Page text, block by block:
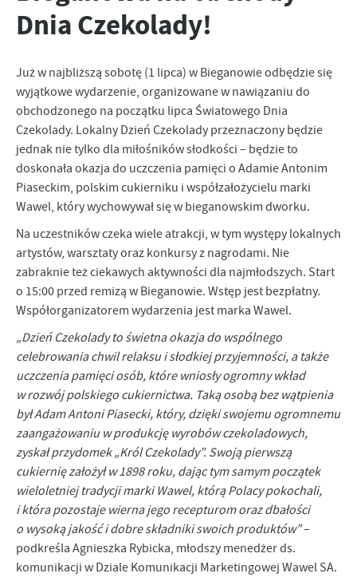
Dnia Czekolady!
Już w najbliższą sobotę (1 lipca) w Bieganowie odbędzie się
wyjątkowe wydarzenie, organizowane w nawiązaniu do
obchodzonego na początku lipca Światowego Dnia
Czekolady. Lokalny Dzień Czekolady przeznaczony będzie
jednak nie tylko dla miłośników słodkości – będzie to
doskonała okazja do uczczenia pamięci o Adamie Antonim
Piaseckim, polskim cukierniku i współzałożycielu marki
Wawel, który wychowywał się w bieganowskim dworku.
Na uczestników czeka wiele atrakcji, w tym występy lokalnych
artystów, warsztaty oraz konkursy z nagrodami. Nie
zabraknie też ciekawych aktywności dla najmłodszych. Start
o 15:00 przed remizą w Bieganowie. Wstęp jest bezpłatny.
Współorganizatorem wydarzenia jest marka Wawel.
„Dzień Czekolady to świetna okazja do wspólnego
celebrowania chwil relaksu i słodkiej przyjemności, a także
uczczenia pamięci osób, które wniosły ogromny wkład
w rozwój polskiego cukiernictwa. Taką osobą bez wątpienia
był Adam Antoni Piasecki, który, dzięki swojemu ogromnemu
zaangażowaniu w produkcję wyrobów czekoladowych,
zyskał przydomek „Król Czekolady”. Swoją pierwszą
cukiernię założył w 1898 roku, dając tym samym początek
wieloletniej tradycji marki Wawel, którą Polacy pokochali,
i która pozostaje wierna jego recepturom oraz dbałości
o wysoką jakość i dobre składniki swoich produktów”–
podkreśla Agnieszka Rybicka, młodszy menedżer ds.
komunikacji w Dziale Komunikacji Marketingowej Wawel SA.
zapamiętanie wprowadzonych przez Ciebie ustawień oraz
personalizację określonych funkcjonalności czy prezentowanych
korzystania z funkcjonalności naszej strony poprzez dopasowanie
jej do Twoich indywidualnych preferencji. Wyrażenie zgody na
funkcjonalne i personalizacyjne pliki cookies gwarantuje
dostępność większej ilości funkcji na stronie.
Więcej
Analityczne
Analityczne pliki cookies pomagają nam rozwijać się i
dostosowywać do Twoich potrzeb.
Cookies analityczne pozwalają na uzyskanie informacji w zakresie
wykorzystywania witryny internetowej, miejsca oraz częstotliwości,
z jaką odwiedzane są nasze serwisy www. Dane pozwalają nam na
ocenę naszych serwisów internetowych pod względem ich
popularności wśród użytkowników. Zgromadzone informacje są
przetwarzane w formie zanonimizowanej. Wyrażenie zgody na
analityczne pliki cookies gwarantuje dostępność wszystkich
funkcjonalności.
Więcej
Reklamowe
Dzięki reklamowym plikom cookies prezentujemy Ci najciekawsze
informacje i aktualności na stronach naszych partnerów.
Promocyjne pliki cookies służą do prezentowania Ci naszych
komunikatów na podstawie analizy Twoich upodobań oraz Twoich
zwyczajów dotyczących przeglądanej witryny internetowej. Treści
promocyjne mogą pojawić się na stronach podmiotów trzecich lub
firm będących naszymi partnerami oraz innych dostawców usług.
Firmy te działają w charakterze pośredników prezentujących nasze
treści w postaci wiadomości, ofert, komunikatów mediów
społecznościowych.
Więcej